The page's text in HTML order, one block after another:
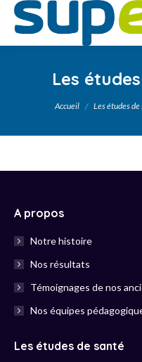
Les
Vous êtes ici :
Accueil Les études de
A propos
Notre histoire
Nos résultats
Témoignages de nos
Nos équipes
Les études de santé